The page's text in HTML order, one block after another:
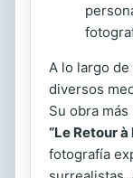
A lo largo de
diversos
Su obra
“Le Retour à
fotografía